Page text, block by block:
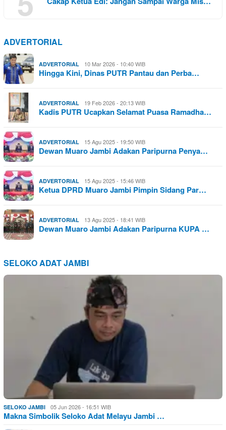
ADVERTORIAL
ADVERTORIAL 10 Mar 2026 - 10:40 WIB
Hingga Kini, Dinas PUTR Pantau dan Perba…
ADVERTORIAL 19 Feb 2026 - 20:13 WIB
Kadis PUTR Ucapkan Selamat Puasa Ramadha…
ADVERTORIAL 15 Agu 2025 - 19:50 WIB
Dewan Muaro Jambi Adakan Paripurna Penya…
ADVERTORIAL 15 Agu 2025 - 15:46 WIB
Ketua DPRD Muaro Jambi Pimpin Sidang Par…
ADVERTORIAL 13 Agu 2025 - 18:41 WIB
Dewan Muaro Jambi Adakan Paripurna KUPA …
SELOKO ADAT JAMBI
SELOKO JAMBI 05 Jun 2026 - 16:51 WIB
Makna Simbolik Seloko Adat Melayu Jambi …